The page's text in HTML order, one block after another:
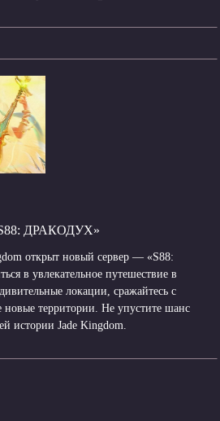
ДРАКОДУХ»
открыт новый сервер — «S88:
в увлекательное путешествие в
локации, сражайтесь с
новые территории. Не упустите шанс
истории Jade Kingdom.